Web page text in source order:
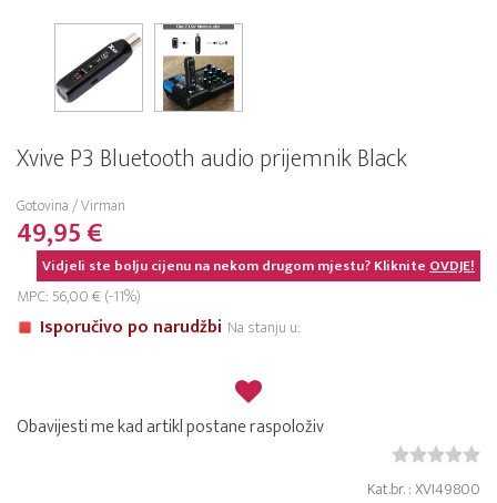
Xvive P3 Bluetooth audio prijemnik Black
Gotovina / Virman
49,95 €
Vidjeli ste bolju cijenu na nekom drugom mjestu? KlikniteOVDJE!
MPC: 56,00 € (-11%)
Isporučivo po narudžbi Na stanju u:
Obavijesti me kad artikl postane raspoloživ
Kat.br. : XVI49800